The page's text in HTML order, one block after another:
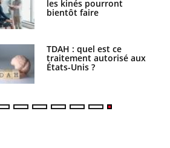
les kinés pourront
bientôt faire
TDAH : quel est ce
traitement autorisé aux
États-Unis ?